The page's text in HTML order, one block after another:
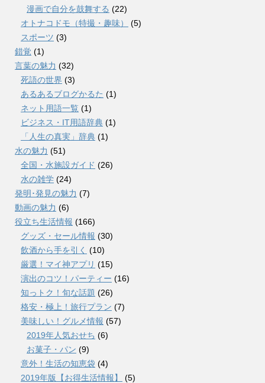
漫画で自分を鼓舞する (22)
オトナコドモ（特撮・趣味）
(5)
スポーツ (3)
錯覚 (1)
言葉の魅力 (32)
死語の世界 (3)
あるあるブログかるた (1)
ネット用語一覧 (1)
ビジネス・IT用語辞典 (1)
「人生の真実」辞典 (1)
水の魅力 (51)
全国・水施設ガイド (26)
水の雑学 (24)
発明･発見の魅力 (7)
動画の魅力 (6)
役立ち生活情報 (166)
グッズ・セール情報 (30)
飲酒から手を引く (10)
厳選！マイ神アプリ (15)
演出のコツ！パーティー (16)
知っトク！旬な話題 (26)
格安・極上！旅行プラン (7)
美味しい！グルメ情報 (57)
2019年人気おせち (6)
お菓子・パン (9)
意外！生活の知恵袋 (4)
2019年版【お得生活情報】
(5)